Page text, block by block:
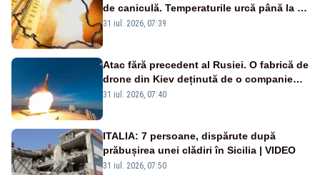
de caniculă. Temperaturile urcă până la 38
de grade, iar nopțile devin tropicale
31 iul. 2026, 07:39
Atac fără precedent al Rusiei. O fabrică de
drone din Kiev deținută de o companie
americană, distrusă de o rachetă
31 iul. 2026, 07:40
ITALIA: 7 persoane, dispărute după
prăbușirea unei clădiri în Sicilia | VIDEO
31 iul. 2026, 07:50